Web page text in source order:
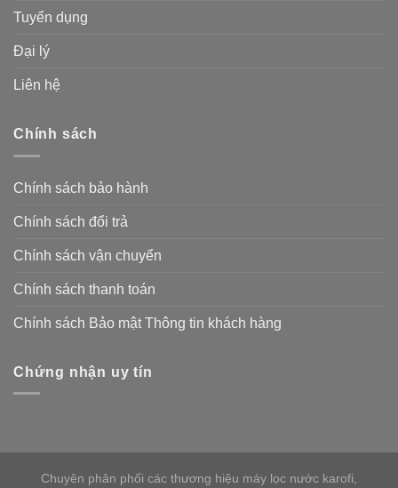
Tuyển dụng
Đại lý
Liên hệ
Chính sách
Chính sách bảo hành
Chính sách đổi trả
Chính sách vận chuyển
Chính sách thanh toán
Chính sách Bảo mật Thông tin khách hàng
Chứng nhận uy tín
Chuyên phân phối các thương hiệu máy lọc nước karofi,